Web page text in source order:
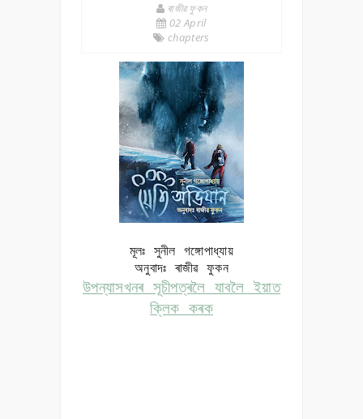
ৰাজীৱ ফুকন
02 April
chapters
মূলঃ সুনীল গঙ্গোপাধ্যায়
অনুবাদঃ ৰাজীৱ ফুকন
উপন্যাসখনৰ সূচীপত্ৰলৈ যাবলৈ ইয়াত
ক্লিক কৰক